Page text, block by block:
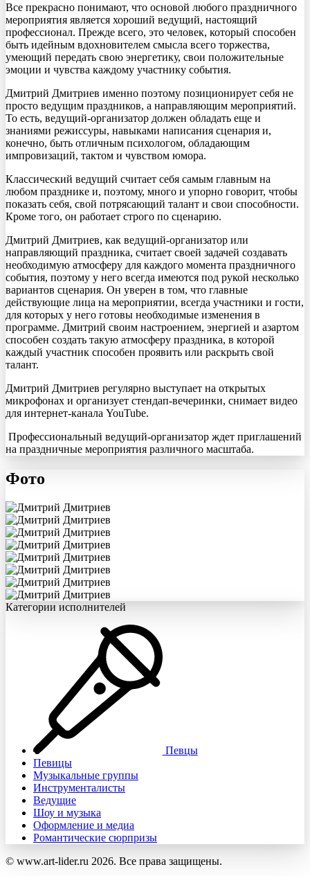
Все прекрасно понимают, что основой любого праздничного
мероприятия является хороший ведущий, настоящий
профессионал. Прежде всего, это человек, который способен
быть идейным вдохновителем смысла всего торжества,
умеющий передать свою энергетику, свои положительные
эмоции и чувства каждому участнику события.
Дмитрий Дмитриев именно поэтому позиционирует себя не
просто ведущим праздников, а направляющим мероприятий.
То есть, ведущий-организатор должен обладать еще и
знаниями режиссуры, навыками написания сценария и,
конечно, быть отличным психологом, обладающим
импровизаций, тактом и чувством юмора.
Классический ведущий считает себя самым главным на
любом празднике и, поэтому, много и упорно говорит, чтобы
показать себя, свой потрясающий талант и свои способности.
Кроме того, он работает строго по сценарию.
Дмитрий Дмитриев, как ведущий-организатор или
направляющий праздника, считает своей задачей создавать
необходимую атмосферу для каждого момента праздничного
события, поэтому у него всегда имеются под рукой несколько
вариантов сценария. Он уверен в том, что главные
действующие лица на мероприятии, всегда участники и гости,
для которых у него готовы необходимые изменения в
программе. Дмитрий своим настроением, энергией и азартом
способен создать такую атмосферу праздника, в которой
каждый участник способен проявить или раскрыть свой
талант.
Дмитрий Дмитриев регулярно выступает на открытых
микрофонах и организует стендап-вечеринки, снимает видео
для интернет-канала YouTube.
Профессиональный ведущий-организатор ждет приглашений
на праздничные мероприятия различного масштаба.
Фото
Категории исполнителей
Певцы
Певицы
Музыкальные группы
Инструменталисты
Ведущие
Шоу и музыка
Оформление и медиа
Романтические сюрпризы
© www.art-lider.ru 2026. Все права защищены.